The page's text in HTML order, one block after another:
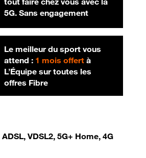
5G. Sans engagement
Le meilleur du sport vous
attend : 1 mois offertà
L’Équipe sur toutes les
offres Fibre
VDSL2, 5G+ Home, 4G